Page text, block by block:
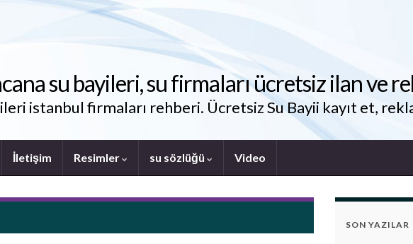
su bayileri, su firmaları ücretsiz ilan ve
istanbul firmaları rehberi. Ücretsiz Su Bayii kayıt et,
İletişim Resimler su sözlüğü Video
SON YAZILAR